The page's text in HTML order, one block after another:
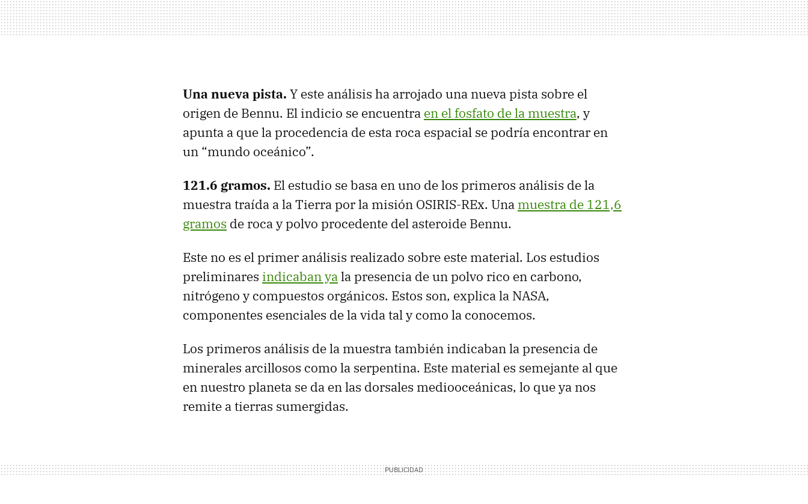
Una nueva pista. Y este análisis ha arrojado una nueva pista sobre el
origen de Bennu. El indicio se encuentra en el fosfato de la muestra, y
apunta a que la procedencia de esta roca espacial se podría encontrar en
un “mundo oceánico”.
121.6 gramos. El estudio se basa en uno de los primeros análisis de la
muestra traída a la Tierra por la misión OSIRIS-REx. Una muestra de 121,6
gramos de roca y polvo procedente del asteroide Bennu.
Este no es el primer análisis realizado sobre este material. Los estudios
preliminares indicaban yala presencia de un polvo rico en carbono,
nitrógeno y compuestos orgánicos. Estos son, explica la NASA,
componentes esenciales de la vida tal y como la conocemos.
Los primeros análisis de la muestra también indicaban la presencia de
minerales arcillosos como la serpentina. Este material es semejante al que
en nuestro planeta se da en las dorsales mediooceánicas, lo que ya nos
remite a tierras sumergidas.